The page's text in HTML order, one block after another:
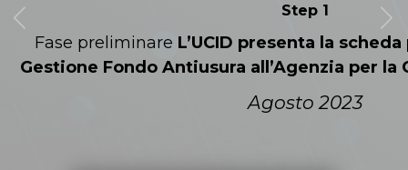
Step 1
Fase preliminare L’UCID presenta la
Gestione Fondo Antiusura all’Agenzia per
Agosto 2023